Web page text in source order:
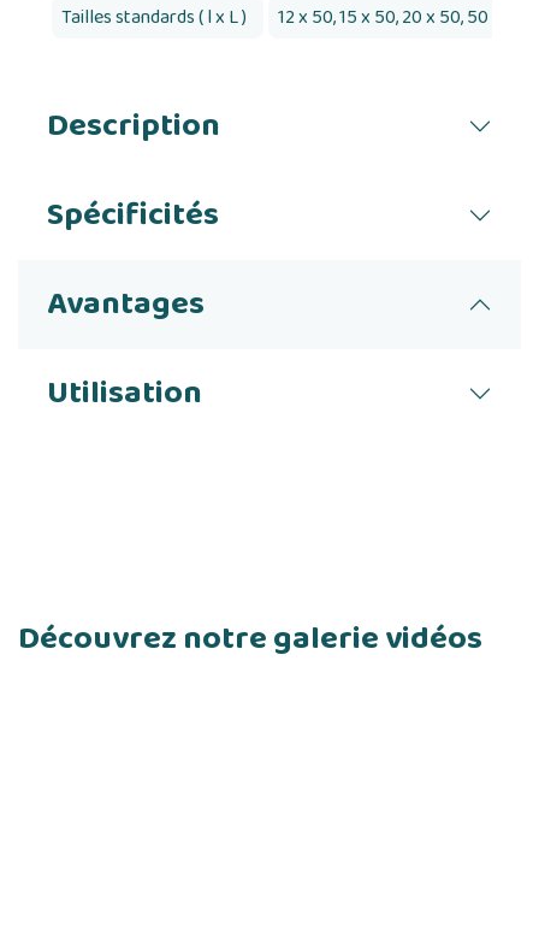
Tailles standards ( l x L )
12 x 50, 15 x 50, 20 x 50, 50 x 50
Description
Spécificités
Avantages
Utilisation
Découvrez notre galerie vidéos